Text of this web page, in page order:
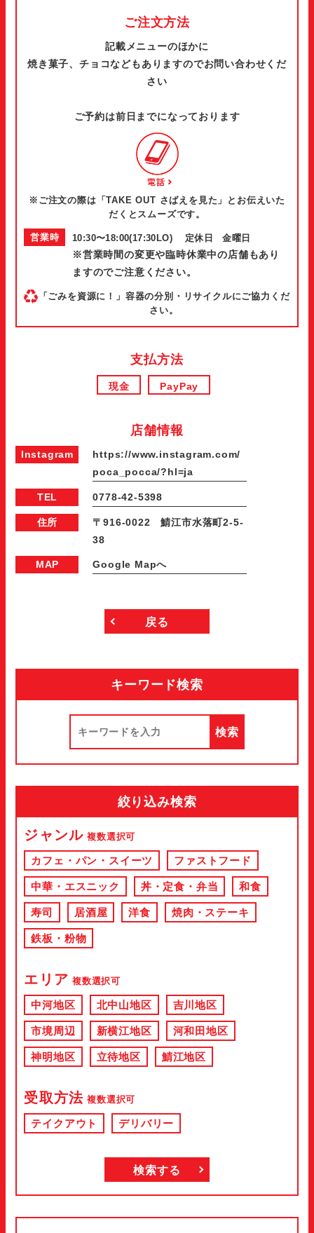
ご注文方法
記載メニューのほかに
焼き菓子、チョコなどもありますのでお問い合わせくだ
さい
ご予約は前日までになっております
※ご注文の際は「TAKE OUT さばえを見た」とお伝えいた
だくとスムーズです。
営業時
10:30〜18:00(17:30LO) 定休日 金曜日
※営業時間の変更や臨時休業中の店舗もあり
ますのでご注意ください。
「ごみを資源に！」容器の分別・リサイクルにご協力くだ
さい。
支払方法
現金 PayPay
店舗情報
Instagram
https://www.instagram.com/
poca_pocca/?hl=ja
TEL 0778-42-5398
住所
〒916-0022 鯖江市水落町2-5-
38
MAP Google Mapへ
戻る
キーワード検索
絞り込み検索
ジャンル 複数選択可
カフェ・パン・スイーツ ファストフード
中華・エスニック 丼・定食・弁当 和食
寿司 居酒屋 洋食 焼肉・ステーキ
鉄板・粉物
エリア 複数選択可
中河地区 北中山地区 吉川地区
市境周辺 新横江地区 河和田地区
神明地区 立待地区 鯖江地区
受取方法 複数選択可
テイクアウト デリバリー